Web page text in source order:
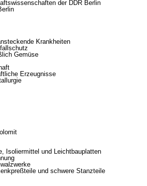
der DDR Berlin
Krankheiten
Gemüse
Erzeugnisse
Isoliermittel und Leichtbauplatten
und schwere Stanzteile